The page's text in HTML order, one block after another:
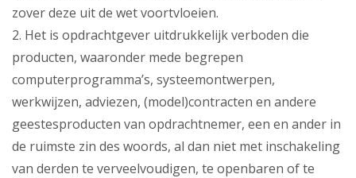
zover deze uit de wet voortvloeien.
2. Het is opdrachtgever uitdrukkelijk verboden die
producten, waaronder mede begrepen
computerprogramma’s, systeemontwerpen,
werkwijzen, adviezen, (model)contracten en andere
geestesproducten van opdrachtnemer, een en ander in
de ruimste zin des woords, al dan niet met inschakeling
van derden te verveelvoudigen, te openbaren of te